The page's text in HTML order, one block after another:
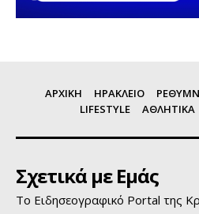
ΑΡΧΙΚΗ ΗΡΑΚΛΕΙΟ
LIFESTYLE
ΑΘΛΗΤΙΚΑ
Σχετικά με Εμάς
Το Ειδησεογραφικό Portal της